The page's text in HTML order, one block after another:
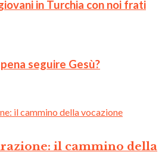
in Turchia con noi frati
seguire Gesù?
il cammino della